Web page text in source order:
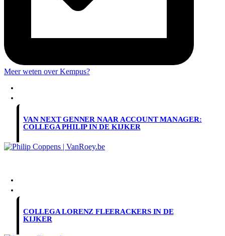
Meer weten over Kempus?
VAN NEXT GENNER NAAR ACCOUNT MANAGER:
COLLEGA PHILIP IN DE KIJKER
COLLEGA LORENZ FLEERACKERS IN DE
KIJKER